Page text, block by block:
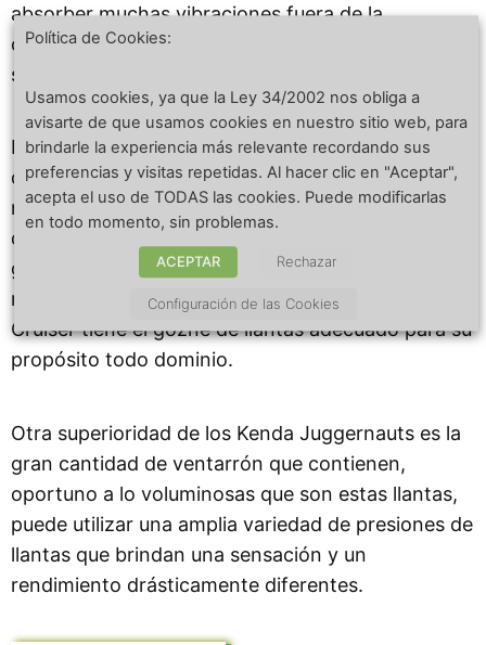
absorber muchas vibraciones fuera de la
carretera, como en caminos con tablas de
sumergir.
Estos neumáticos igualmente demostraron ser
decentemente resistentes a los pinchazos, ya que
nunca tuvimos un reventón, incluso con presiones
de neumáticos extremadamente bajas. Tener un
gozne de llantas de calidad es crucial para el
rendimiento de su bici, y creemos que la Himiway
Cruiser tiene el gozne de llantas adecuado para su
propósito todo dominio.
Otra superioridad de los Kenda Juggernauts es la
gran cantidad de ventarrón que contienen,
oportuno a lo voluminosas que son estas llantas,
puede utilizar una amplia variedad de presiones de
llantas que brindan una sensación y un
rendimiento drásticamente diferentes.
Política de Cookies:
Usamos cookies, ya que la Ley 34/2002 nos obliga a
avisarte de que usamos cookies en nuestro sitio web, para
brindarle la experiencia más relevante recordando sus
preferencias y visitas repetidas. Al hacer clic en "Aceptar",
acepta el uso de TODAS las cookies. Puede modificarlas
en todo momento, sin problemas.
ACEPTAR Rechazar
Configuración de las Cookies